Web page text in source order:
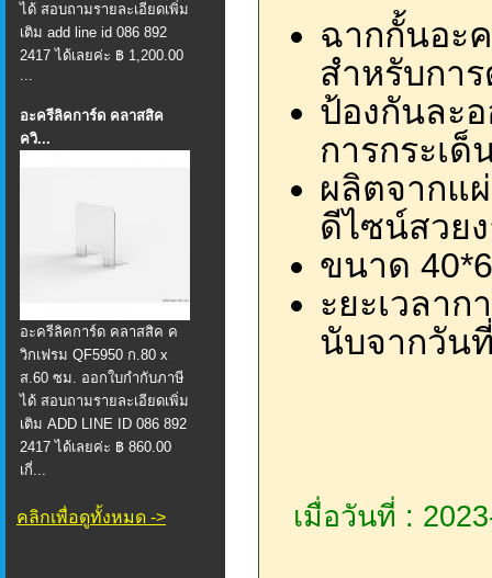
ได้ สอบถามรายละเอียดเพิ่ม
เติม add line id 086 892
2417 ได้เลยค่ะ ฿ 1,200.00
...
อะครีลิคการ์ด คลาสสิค
ควิ...
อะครีลิคการ์ด คลาสสิค ค
วิกเฟรม QF5950 ก.80 x
ส.60 ซม. ออกใบกำกับภาษี
ได้ สอบถามรายละเอียดเพิ่ม
เติม ADD LINE ID 086 892
2417 ได้เลยค่ะ ฿ 860.00
เกี่...
คลิกเพื่อดูทั้งหมด ->
ฉากกั้นอะ
สำหรับกา
ป้องกันละ
การกระเ
ผลิตจากแ
ดีไซน์สวย
ขนาด
ะยะเวลา
นับจากวัน
เมื่อวันที่ :